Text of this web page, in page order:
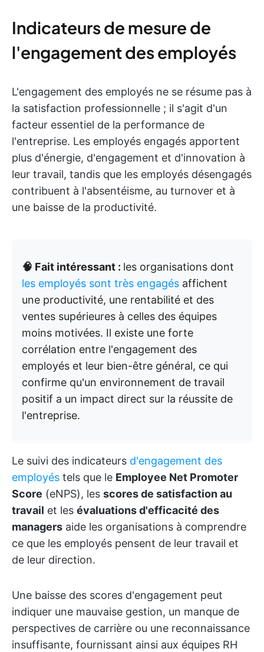
Indicateurs de mesure de
l'engagement des employés
L'engagement des employés ne se résume pas à
la satisfaction professionnelle ; il s'agit d'un
facteur essentiel de la performance de
l'entreprise. Les employés engagés apportent
plus d'énergie, d'engagement et d'innovation à
leur travail, tandis que les employés désengagés
contribuent à l'absentéisme, au turnover et à
une baisse de la productivité.
🧠 Fait intéressant : les organisations dont
les employés sont très engagés affichent
une productivité, une rentabilité et des
ventes supérieures à celles des équipes
moins motivées. Il existe une forte
corrélation entre l'engagement des
employés et leur bien-être général, ce qui
confirme qu'un environnement de travail
positif a un impact direct sur la réussite de
l'entreprise.
Le suivi des indicateurs d'engagement des
employés tels que le Employee Net Promoter
Score (eNPS), les scores de satisfaction au
travail et les évaluations d'efficacité des
managers aide les organisations à comprendre
ce que les employés pensent de leur travail et
de leur direction.
Une baisse des scores d'engagement peut
indiquer une mauvaise gestion, un manque de
perspectives de carrière ou une reconnaissance
insuffisante, fournissant ainsi aux équipes RH